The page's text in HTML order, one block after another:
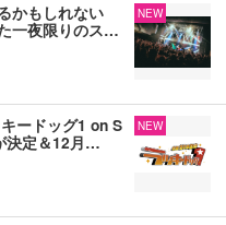
かもしれない
一夜限りのス…
NEW
ードッグ1 on S
決定＆12月…
NEW